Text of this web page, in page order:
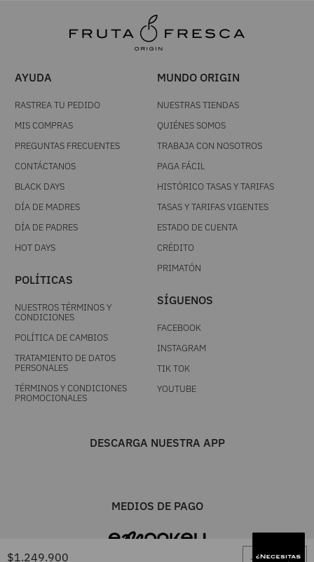
$1.249.900 ＋
－
AYUDA
RASTREA TU PEDIDO
MIS COMPRAS
PREGUNTAS FRECUENTES
CONTÁCTANOS
BLACK DAYS
DÍA DE MADRES
DÍA DE PADRES
HOT DAYS
POLÍTICAS
NUESTROS TÉRMINOS Y
CONDICIONES
POLÍTICA DE CAMBIOS
TRATAMIENTO DE DATOS
PERSONALES
TÉRMINOS Y CONDICIONES
PROMOCIONALES
MUNDO ORIGIN
NUESTRAS TIENDAS
QUIÉNES SOMOS
TRABAJA CON NOSOTROS
PAGA FÁCIL
HISTÓRICO TASAS Y TARIFAS
TASAS Y TARIFAS VIGENTES
ESTADO DE CUENTA
CRÉDITO
PRIMATÓN
SÍGUENOS
FACEBOOK
INSTAGRAM
TIK TOK
YOUTUBE
DESCARGA NUESTRA APP
MEDIOS DE PAGO